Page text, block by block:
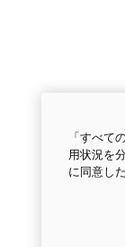
「すべて
用状況を
に同意し